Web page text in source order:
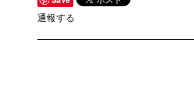
通報する